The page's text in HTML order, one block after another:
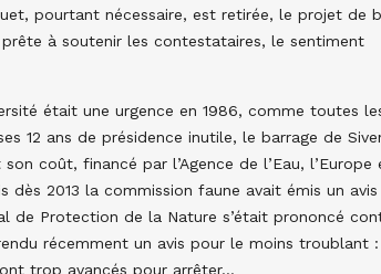
pourtant nécessaire, est retirée, le projet de
à soutenir les contestataires, le sentiment
était une urgence en 1986, comme toutes
12 ans de présidence inutile, le barrage de
coût, financé par l’Agence de l’Eau, l’Europe
2013 la commission faune avait émis un avis
de Protection de la Nature s’était prononcé
récemment un avis pour le moins troublant
trop avancés pour arrêter…